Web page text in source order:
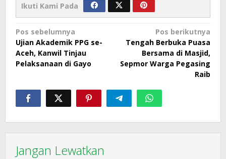
Ikuti Kami Pada
Navigasi
pos
Pos sebelumnya
Ujian Akademik PPG se-
Aceh, Kanwil Tinjau
Pelaksanaan di Gayo
Pos berikutnya
Tengah Berbuka Puasa
Bersama di Masjid,
Sepmor Warga Pegasing
Raib
Jangan Lewatkan